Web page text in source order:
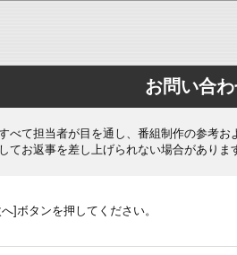
お問い合
べて担当者が目を通し、番組制作の参考お
てお返事を差し上げられない場合がありま
]ボタンを押してください。